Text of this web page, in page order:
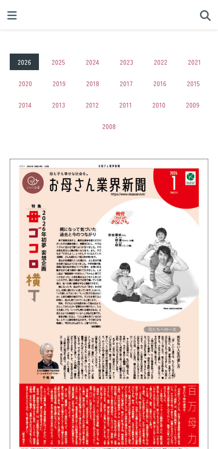
2026 2025 2024 2023 2022 2021
2020 2019 2018 2017 2016 2015
2014 2013 2012 2011 2010 2009
2008